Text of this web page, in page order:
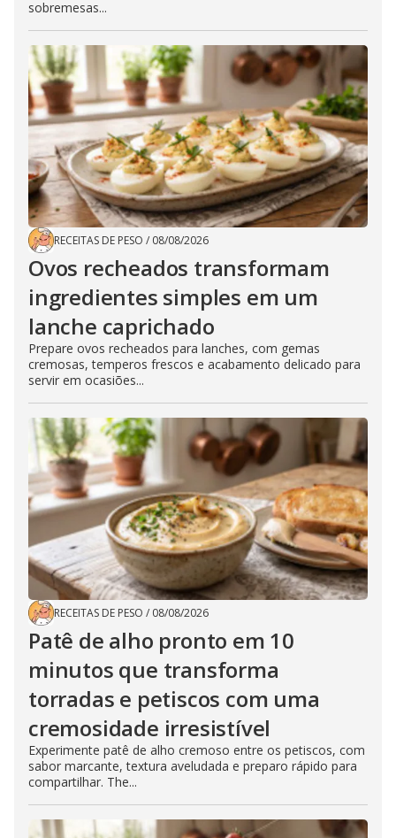
sobremesas...
RECEITAS DE PESO / 08/08/2026
Ovos recheados transformam
ingredientes simples em um
lanche caprichado
Prepare ovos recheados para lanches, com gemas
cremosas, temperos frescos e acabamento delicado para
servir em ocasiões...
RECEITAS DE PESO / 08/08/2026
Patê de alho pronto em 10
minutos que transforma
torradas e petiscos com uma
cremosidade irresistível
Experimente patê de alho cremoso entre os petiscos, com
sabor marcante, textura aveludada e preparo rápido para
compartilhar. The...